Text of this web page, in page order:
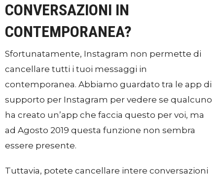
CONVERSAZIONI IN
CONTEMPORANEA?
Sfortunatamente, Instagram non permette di
cancellare tutti i tuoi messaggi in
contemporanea. Abbiamo guardato tra le app di
supporto per Instagram per vedere se qualcuno
ha creato un’app che faccia questo per voi, ma
ad Agosto 2019 questa funzione non sembra
essere presente.
Tuttavia, potete cancellare intere conversazioni